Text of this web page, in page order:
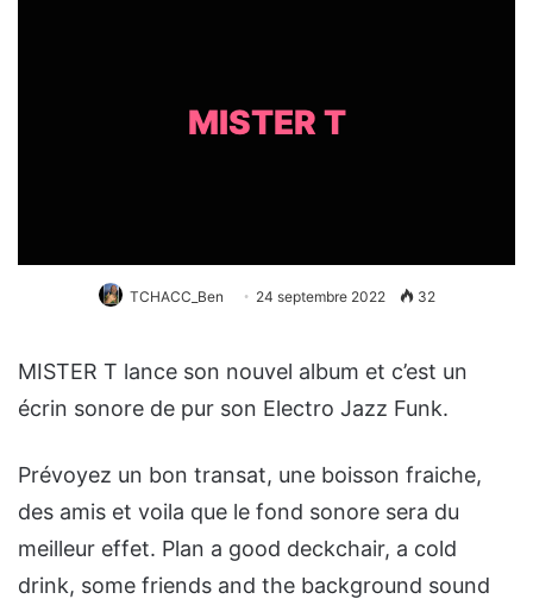
MISTER T
TCHACC_Ben 24 septembre 2022 32
MISTER T lance son nouvel album et c’est un
écrin sonore de pur son Electro Jazz Funk.
Prévoyez un bon transat, une boisson fraiche,
des amis et voila que le fond sonore sera du
meilleur effet. Plan a good deckchair, a cold
drink, some friends and the background sound